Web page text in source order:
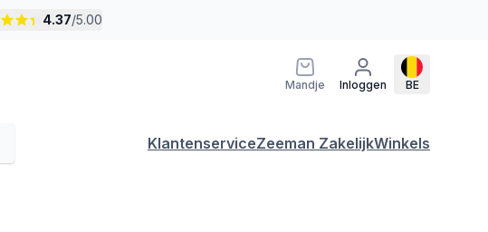
4.37/5.00
Mandje Inloggen BE
KlantenserviceZeeman ZakelijkWinkels